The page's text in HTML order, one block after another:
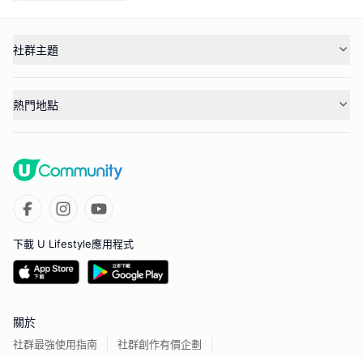
社群主題
熱門地點
下載 U Lifestyle應用程式
關於
社群最強使用指南 社群創作有價企劃